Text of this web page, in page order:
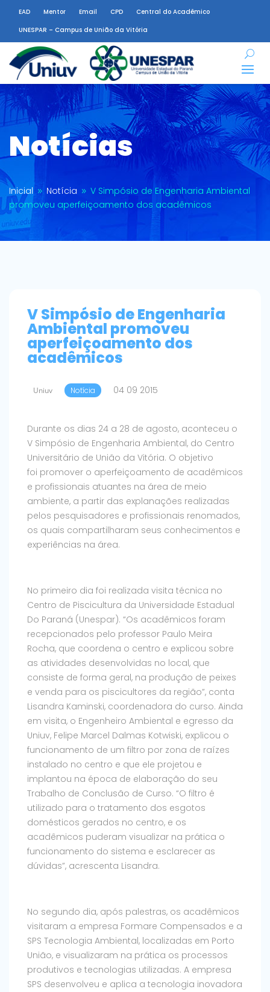
EAD Mentor Email CPD
Central do Acadêmico
UNESPAR – Campus de União da Vitória
Notícias
Inicial 9 Notícia 9 V Simpósio de Engenharia Ambiental
promoveu aperfeiçoamento dos acadêmicos
V Simpósio de Engenharia
Ambiental promoveu
aperfeiçoamento dos
acadêmicos
Uniuv Notícia 04 09 2015
Durante os dias 24 a 28 de agosto, aconteceu o
V Simpósio de Engenharia Ambiental, do Centro
Universitário de União da Vitória. O objetivo
foi promover o aperfeiçoamento de acadêmicos
e profissionais atuantes na área de meio
ambiente, a partir das explanações realizadas
pelos pesquisadores e profissionais renomados,
os quais compartilharam seus conhecimentos e
experiências na área.
No primeiro dia foi realizada visita técnica no
Centro de Piscicultura da Universidade Estadual
Do Paraná (Unespar). “Os acadêmicos foram
recepcionados pelo professor Paulo Meira
Rocha, que coordena o centro e explicou sobre
as atividades desenvolvidas no local, que
consiste de forma geral, na produção de peixes
e venda para os piscicultores da região”, conta
Lisandra Kaminski, coordenadora do curso. Ainda
em visita, o Engenheiro Ambiental e egresso da
Uniuv, Felipe Marcel Dalmas Kotwiski, explicou o
funcionamento de um filtro por zona de raízes
instalado no centro e que ele projetou e
implantou na época de elaboração do seu
Trabalho de Conclusão de Curso. “O filtro é
utilizado para o tratamento dos esgotos
domésticos gerados no centro, e os
acadêmicos puderam visualizar na prática o
funcionamento do sistema e esclarecer as
dúvidas”, acrescenta Lisandra.
No segundo dia, após palestras, os acadêmicos
visitaram a empresa Formare Compensados e a
SPS Tecnologia Ambiental, localizadas em Porto
União, e visualizaram na prática os processos
produtivos e tecnologias utilizadas. A empresa
SPS desenvolveu e aplica a tecnologia inovadora